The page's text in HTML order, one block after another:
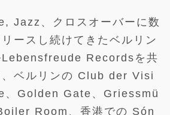
Jazz、クロスオーバーに数
ースし続けてきたベルリン
Lebensfreude Recordsを共
、ベルリンの Club der Visi
、Golden Gate、Griessmü
Room、香港での Són